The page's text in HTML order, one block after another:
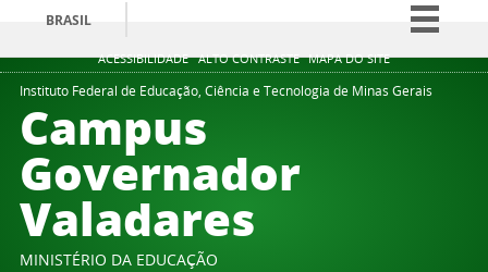
ACESSIBILIDADE ALTO CONTRASTE MAPA DO SITE
BRASIL
Simplifique!
Comunica BR
Instituto Federal de Educação, Ciência e Tecnologia de Minas Gerais
Campus
Governador
Valadares
MINISTÉRIO DA EDUCAÇÃO